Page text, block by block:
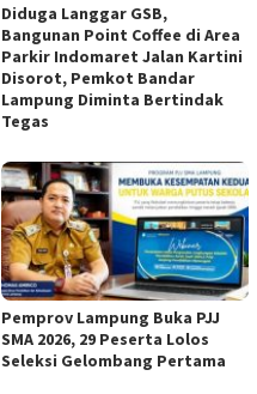
Diduga Langgar GSB,
Bangunan Point Coffee di Area
Parkir Indomaret Jalan Kartini
Disorot, Pemkot Bandar
Lampung Diminta Bertindak
Tegas
Pemprov Lampung Buka PJJ
SMA 2026, 29 Peserta Lolos
Seleksi Gelombang Pertama